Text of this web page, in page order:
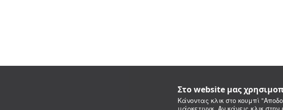
Στο website μας
Κάνοντας κλικ στο κουμπί